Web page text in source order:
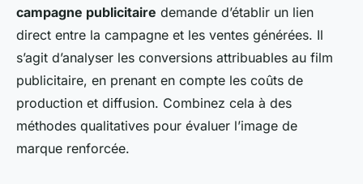
campagne publicitaire demande d’établir un lien
direct entre la campagne et les ventes générées. Il
s’agit d’analyser les conversions attribuables au film
publicitaire, en prenant en compte les coûts de
production et diffusion. Combinez cela à des
méthodes qualitatives pour évaluer l’image de
marque renforcée.